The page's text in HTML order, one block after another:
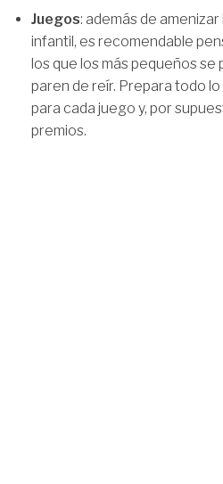
Juegos: además de
infantil, es recomendable
los que los más pequeños
paren de reír. Prepara todo
para cada juego y, por
premios.